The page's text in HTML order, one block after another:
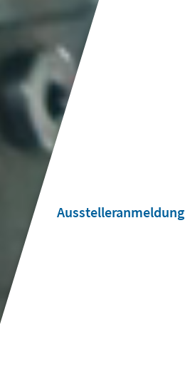
Ausstelleranmeldung